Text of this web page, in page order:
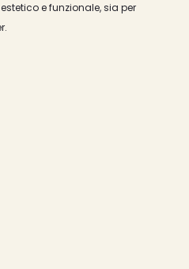
e funzionale, sia per